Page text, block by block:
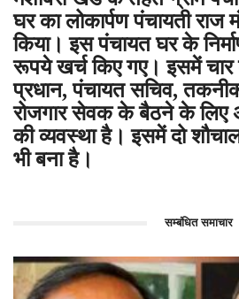
घर का लोकार्पण पंचायती राज
किया। इस पंचायत घर के
रूपये खर्च किए गए। इसमें
प्रधान, पंचायत सचिव,
रोजगार सेवक के बैठने के
की व्यवस्था है। इसमें दो
भी बना है।
सम्बंधित समाचार